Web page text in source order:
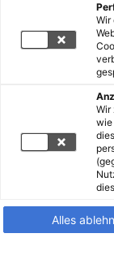
Wir
Wir
wie
Alles